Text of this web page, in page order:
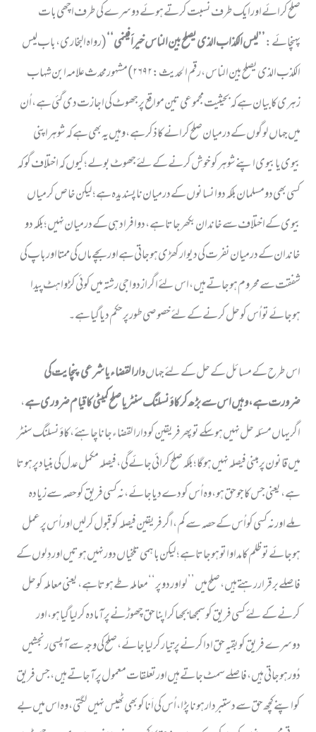
صلح کرائے اور ایک طرف نسبت کرتے ہوئے دوسرے کی طرف اچھی بات
پہنچائے: ’’لیس الکذاب الذی یصلح بین الناس خیراََفینمی‘‘( رواہ البخاری،باب لیس
الکذب الذی یصلح بین الناس،رقم الحدیث:۲۶۹۲ ) مشہور محدث علامہ ابن شہاب
زہری کا بیان ہے کہ بحیثیت مجموعی تین مواقع پر جھوٹ کی اجازت دی گئی ہے ، اُن
میں جہاں لوگوں کے درمیان صلح کرانے کا ذکر ہے، وہیں یہ بھی ہے کہ شوہر اپنی
بیوی یا بیوی اپنے شوہر کو خوش کرنے کے لئے جھوٹ بولے؛ کیوں کہ اختلاف گو کہ
کسی بھی دو مسلمان بلکہ دو انسانوں کے درمیان ناپسندیدہ ہے؛ لیکن خاص کر میاں
بیوی کے اختلاف سے خاندان بکھر جاتا ہے، دو افراد ہی کے درمیان نہیں؛ بلکہ دو
خاندان کے درمیان نفرت کی دیوار کھڑی ہوجاتی ہے اور بچے ماں کی ممتا اور باپ کی
شفقت سے محروم ہوجاتے ہیں، اس لئے اگر ازدواجی رشتہ میں کوئی کڑواہٹ پیدا
ہوجائے تو اُس کو حل کرنے کے لئے خصوصی طورپر حکم دیا گیا ہے ۔
اس طرح کے مسائل کے حل کے لئے جہاںدارالقضاء یا شرعی پنچایت کی
ضرورت ہے، وہیں اس سے بڑھ کر کاؤنسلنگ سنٹر یا صلح کمیٹی کا قیام ضروری ہے،
اگر یہاں مسئلہ حل نہیں ہوسکے تو پھر فریقین کو دارالقضاء جانا چاہئے، کاؤنسلنگ سنٹر
میں قانون پر مبنی فیصلہ نہیں ہوگا؛ بلکہ صلح کرائی جائے گی، فیصلہ مکمل عدل کی بنیاد پر ہوتا
ہے، یعنی جس کا جو حق ہو، وہ اُس کو دے دیا جائے، نہ کسی فریق کو حصہ سے زیادہ
ملے اور نہ کسی کو اُس کے حصہ سے کم، اگر فریقین فیصلہ کو قبول کرلیں اور اُس پر عمل
ہوجائے تو ظلم کا مداوا تو ہوجاتا ہے؛ لیکن باہمی تلخیاں دور نہیں ہوتیں اور دِلوں کے
فاصلے برقرار رہتے ہیں، صلح میں ’’لواور دو پر‘‘ معاملہ طے ہوتا ہے، یعنی معاملہ کو حل
کرنے کے لئے کسی فریق کو سمجھا بجھاکر اپنا حق چھوڑنے پر آمادہ کرلیاگیاہو، اور
دوسرے فریق کو بقیہ حق ادا کرنے پر تیار کرلیا جائے، صلح کی وجہ سے آپسی رنجشیں
دُور ہوجاتی ہیں، فاصلے سمٹ جاتے ہیں اور تعلقات معمول پر آجاتے ہیں، جس فریق
کو اپنے کچھ حق سے دستبردار ہونا پڑا، اُس کی اَنا کو بھی ٹھیس نہیں لگتی، وہ اس میں بے